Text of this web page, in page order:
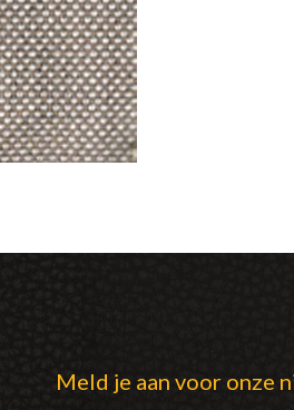
Meld je aan voor onze